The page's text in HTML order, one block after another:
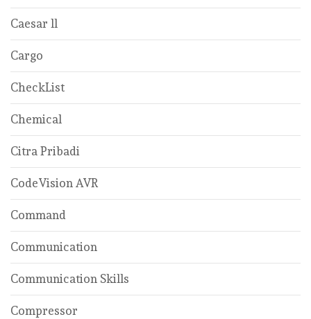
Caesar ll
Cargo
CheckList
Chemical
Citra Pribadi
CodeVision AVR
Command
Communication
Communication Skills
Compressor